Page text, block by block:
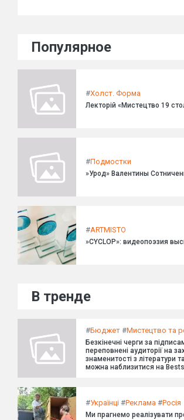
Популярное
#Холст. Форма
Лекторій «Мистецтво 19
#Подмостки
»Урод» Валентины
#ARTMISTO
»CYCLOP»: видеопоэзия
В тренде
#Бюджет #Мистецтво та
Безкінечні черги за
переповнені аудиторії на
знаменитості з літератури
можна наблизитися на
#Українці #Реклама #Росія
Ми прагнемо реалізувати